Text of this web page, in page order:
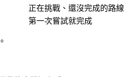
正在挑戰、還沒完成的路線
第一次嘗試就完成